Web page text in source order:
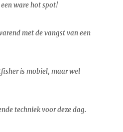
ware hot spot!
met de vangst van een
is mobiel, maar wel
techniek voor deze dag.